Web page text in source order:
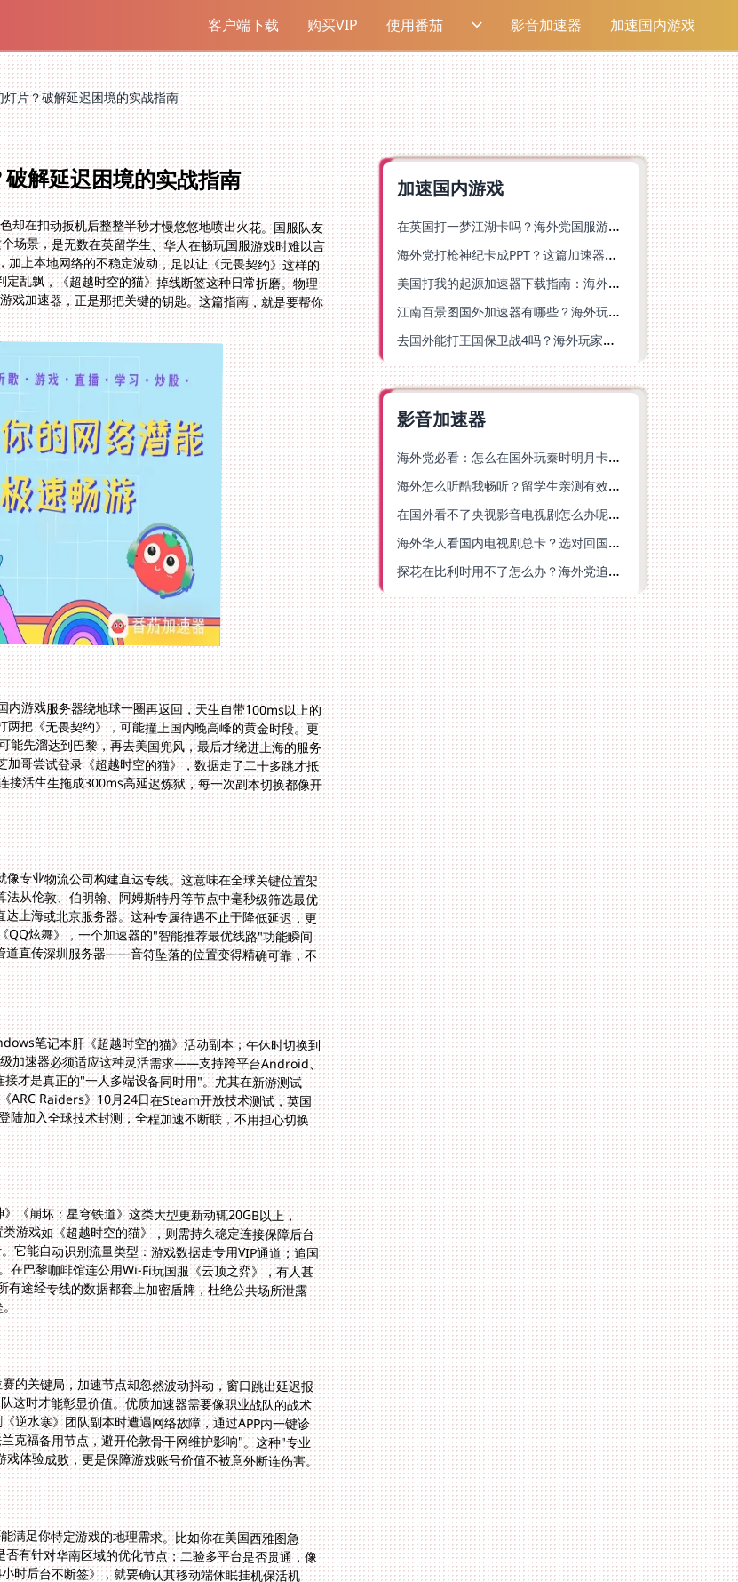
客户端下载 购买VIP 使用番茄 影音加速器 加速国内游戏
片？破解延迟困境的实战指南
解延迟困境的实战指南
却在扣动扳机后整整半秒才慢悠悠地喷出火花。国服队友
场景，是无数在英留学生、华人在畅玩国服游戏时难以言
上本地网络的不稳定波动，足以让《无畏契约》这样的
乱飘，《超越时空的猫》掉线断签这种日常折磨。物理
加速器，正是那把关键的钥匙。这篇指南，就是要帮你
游戏服务器绕地球一圈再返回，天生自带100ms以上的
把《无畏契约》，可能撞上国内晚高峰的黄金时段。更
先溜达到巴黎，再去美国兜风，最后才绕进上海的服务
哥尝试登录《超越时空的猫》，数据走了二十多跳才抵
活生生拖成300ms高延迟炼狱，每一次副本切换都像开
专业物流公司构建直达专线。这意味在全球关键位置架
从伦敦、伯明翰、阿姆斯特丹等节点中毫秒级筛选最优
上海或北京服务器。这种专属待遇不止于降低延迟，更
炫舞》，一个加速器的"智能推荐最优线路"功能瞬间
道直传深圳服务器——音符坠落的位置变得精确可靠，不
笔记本肝《超越时空的猫》活动副本；午休时切换到
加速器必须适应这种灵活需求——支持跨平台Android、
接才是真正的"一人多端设备同时用"。尤其在新游测试
ARC Raiders》10月24日在Steam开放技术测试，英国
陆加入全球技术封测，全程加速不断联，不用担心切换
《崩坏：星穹铁道》这类大型更新动辄20GB以上，
戏如《超越时空的猫》，则需持久稳定连接保障后台
能自动识别流量类型：游戏数据走专用VIP通道；追国
巴黎咖啡馆连公用Wi-Fi玩国服《云顶之弈》，有人甚
途经专线的数据都套上加密盾牌，杜绝公共场所泄露
的关键局，加速节点却忽然波动抖动，窗口跳出延迟报
这时才能彰显价值。优质加速器需要像职业战队的战术
逆水寒》团队副本时遭遇网络故障，通过APP内一键诊
福备用节点，避开伦敦骨干网维护影响"。这种"专业
体验成败，更是保障游戏账号价值不被意外断连伤害。
满足你特定游戏的地理需求。比如你在美国西雅图急
针对华南区域的优化节点；二验多平台是否贯通，像
时后台不断签》，就要确认其移动端休眠挂机保活机
具打《无畏契约》，才能避免枪响人倒却怪延迟的憋
加速国内游戏
在英国打一梦江湖卡吗？海外党国服游戏不卡顿的终极解法
海外党打枪神纪卡成PPT？这篇加速器选择指南帮你丝滑上分
美国打我的起源加速器下载指南：海外玩国服游戏不再卡的终极方案
江南百景图国外加速器有哪些？海外玩家亲测好用的选择与避坑指南
去国外能打王国保卫战4吗？海外玩家国服游戏加速全攻略（附公主连结幻想江湖实测）
影音加速器
海外党必看：怎么在国外玩秦时明月卡牌版？附豆瓣EZCast地区限制破解法
海外怎么听酷我畅听？留学生亲测有效的华语内容解锁指南
在国外看不了央视影音电视剧怎么办呢？海外党亲测有效的回国加速方案
海外华人看国内电视剧总卡？选对回国加速器，还能解决菲律宾打不开反诈中心的问题
探花在比利时用不了怎么办？海外党追剧办事全攻略，选对加速器就够了